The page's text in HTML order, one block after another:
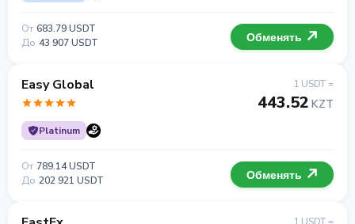
От 683.79 USDT
До 43 907 USDT Обменять
Easy Global
Platinum
1 USDT =
443.52 KZT
От 789.14 USDT
До 202 921 USDT Обменять